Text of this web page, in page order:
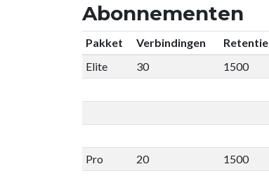
Abonnementen
Pakket Verbindingen Retentie
Elite
30 1500
Pro
20 1500